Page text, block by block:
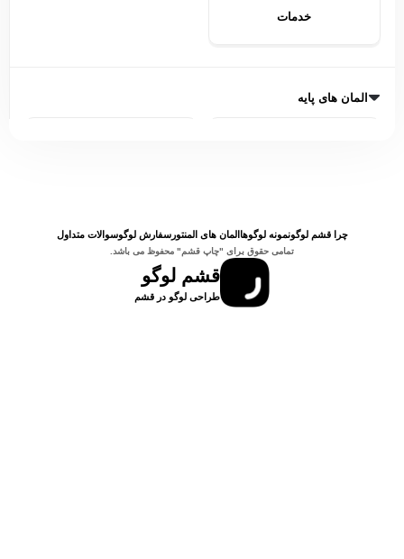
خدمات
المان های پایه
مقالات ویدیو ها
قشم لوگو
طراحی لوگو در قشم
چرا قشم لوگونمونه لوگوهاالمان های المنتورسفارش لوگوسوالات متداول
تمامی حقوق برای "چاپ قشم" محفوظ می باشد.